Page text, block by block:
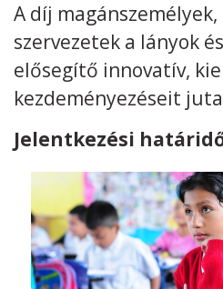
Aktuális felhívások
UNESCO díjak
KAPCSOLAT
Kövess minket
Adatkezelési tájékoztató
RSS
A díj
szervezetek a lányok
elősegítő innovatív,
kezdeményezéseit
Jelentkezési